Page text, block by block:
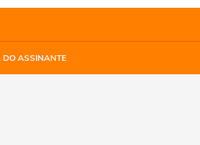
DO ASSINANTE